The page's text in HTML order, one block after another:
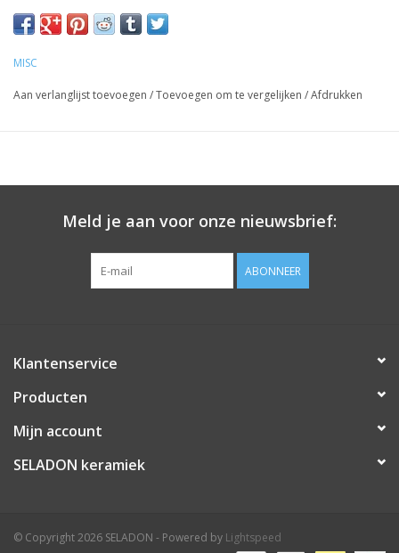
MISC
Aan verlanglijst toevoegen /Toevoegen om te vergelijken /Afdrukken
Meld je aan voor onze nieuwsbrief:
ABONNEER
Klantenservice
Producten
Mijn account
SELADON keramiek
© Copyright 2026 SELADON - Powered by Lightspeed